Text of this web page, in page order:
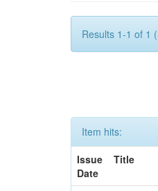
Results 1-1 of 1
Item hits:
Issue
Date
Title